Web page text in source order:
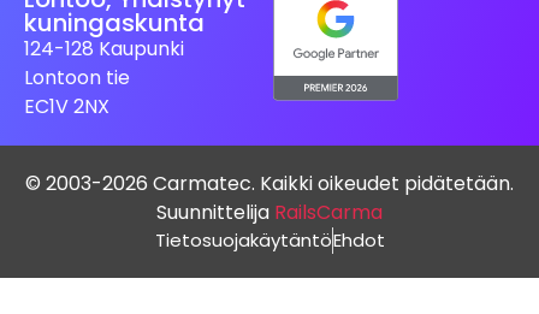
kuningaskunta
124-128 Kaupunki
Lontoon tie
EC1V 2NX
© 2003-2026 Carmatec. Kaikki oikeudet pidätetään.
Suunnittelija RailsCarma
TietosuojakäytäntöEhdot